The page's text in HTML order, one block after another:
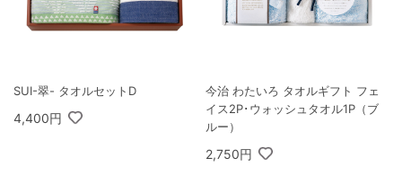
SUI-翠- タオルセットD
4,400円
今治 わたいろ タオルギフト フェ
イス2P･ウォッシュタオル1P（ブ
ルー）
2,750円